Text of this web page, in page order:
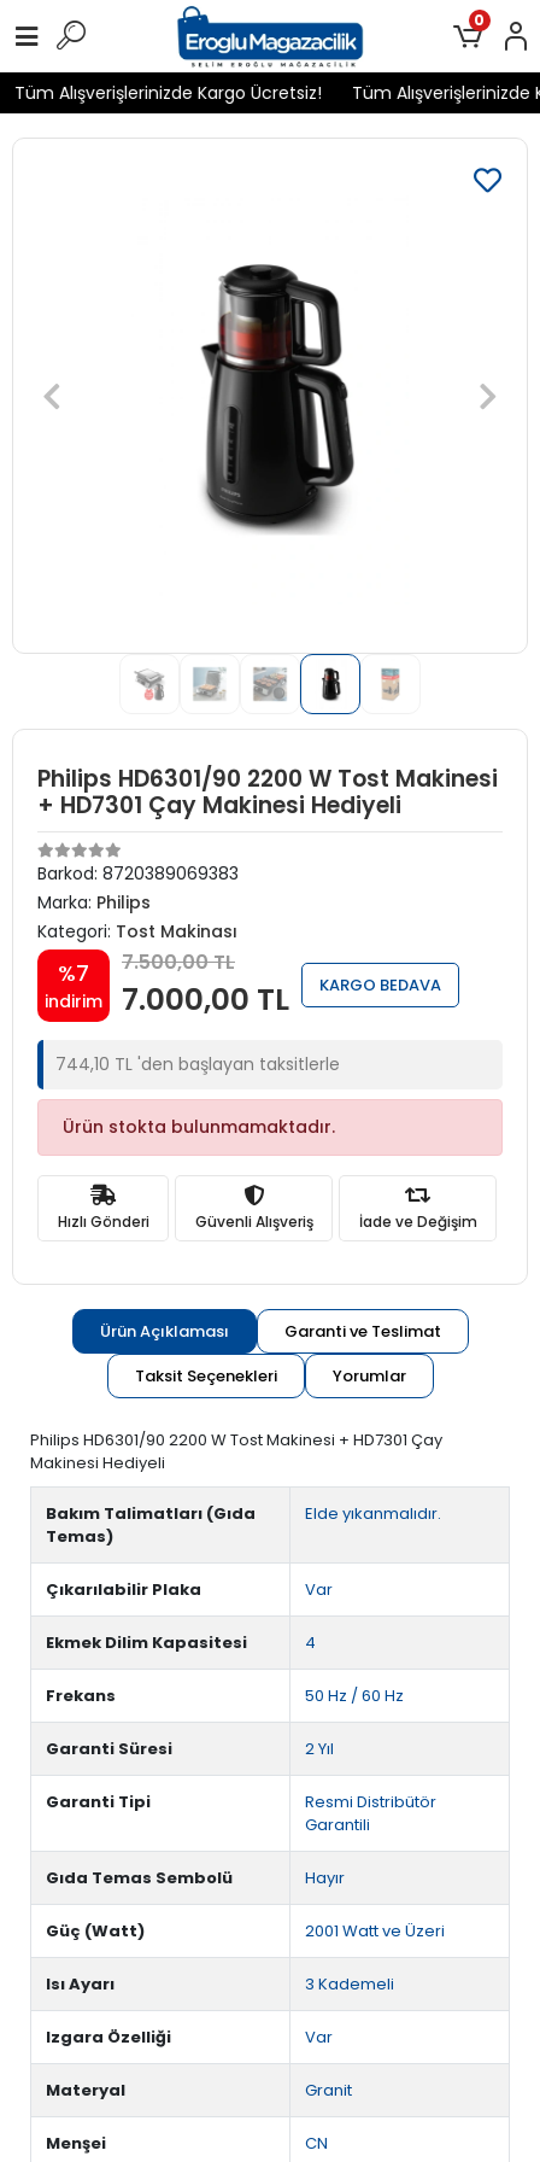
Tüm Alışverişlerinizde Kargo Ücretsiz! Tüm Alışverişlerinizde
0
Philips HD6301/90 2200 W Tost Makinesi
+ HD7301 Çay Makinesi Hediyeli
Barkod: 8720389069383
Marka: Philips
Kategori: Tost Makinası
%7
indirim
7.500,00 TL
7.000,00 TL KARGO BEDAVA
744,10 TL 'den başlayan taksitlerle
Ürün stokta bulunmamaktadır.
Hızlı Gönderi Güvenli Alışveriş İade ve Değişim
Ürün Açıklaması
Garanti ve Teslimat
Taksit Seçenekleri
Yorumlar
Philips HD6301/90 2200 W Tost Makinesi + HD7301 Çay
Makinesi Hediyeli
Bakım Talimatları (Gıda
Temas)
Elde yıkanmalıdır.
Çıkarılabilir Plaka Var
Ekmek Dilim Kapasitesi 4
Frekans 50 Hz / 60 Hz
Garanti Süresi 2 Yıl
Garanti Tipi
Resmi Distribütör
Garantili
Gıda Temas Sembolü Hayır
Güç (Watt) 2001 Watt ve Üzeri
Isı Ayarı 3 Kademeli
Izgara Özelliği Var
Materyal Granit
Menşei CN